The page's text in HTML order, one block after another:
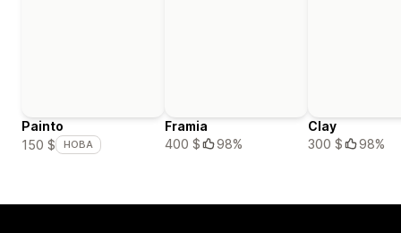
Painto
150 $
НОВА
Framia
400 $
98%
Clay
300 $
98%